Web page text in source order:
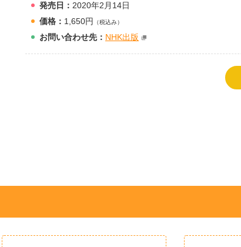
発売日： 2020年2月14日
価格： 1,650円 （税込み）
お問い合わせ先： NHK出版